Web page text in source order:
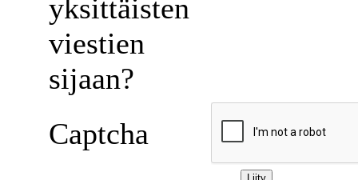
yksittäisten
viestien
sijaan?
Captcha